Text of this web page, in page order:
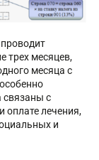
трех месяцев,
месяца с
связаны с
оплате лечения,
и